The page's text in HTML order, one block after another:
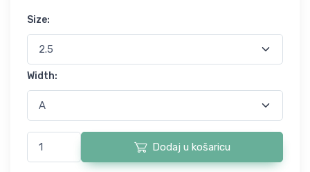
Size:
Width:
Dodaj u košaricu